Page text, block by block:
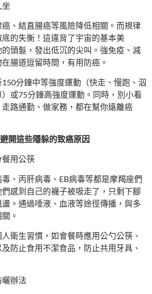
坐
、結直腸癌等風險降低相關。而規律
的失衡！這違背了宇宙的基本美
頭髮，發出低沉的尖叫。強免疫、減
腸道逗留時間，有用防癌。
分鐘中等強度運動（快走、慢跑、泅
）或75分鐘高強度運動。同時，別小看
路通勤、做家務，都在幫你遠離癌
開這些隱躲的致癌原因
餐用公筷
、丙肝病毒、EB病毒等都是摩羯座們
感到自己的襪子被吸走了，只剩下腳
。通過唾液、血液等途徑傳播，與多
。
衛生習慣，如會餐時應用公勺公筷、
防止食用不潔食品，防止共用牙具、
曬辦法